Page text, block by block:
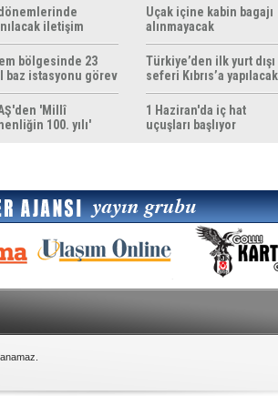
iletişim
rehberi
bölgesinde 23
baz istasyonu görev
'Millî
100. yılı'
Uçak içine kabin bagajı
alınmayacak
Türkiye’den ilk yurt dışı
seferi Kıbrıs’a yapılacak
1 Haziran'da iç hat
uçuşları başlıyor